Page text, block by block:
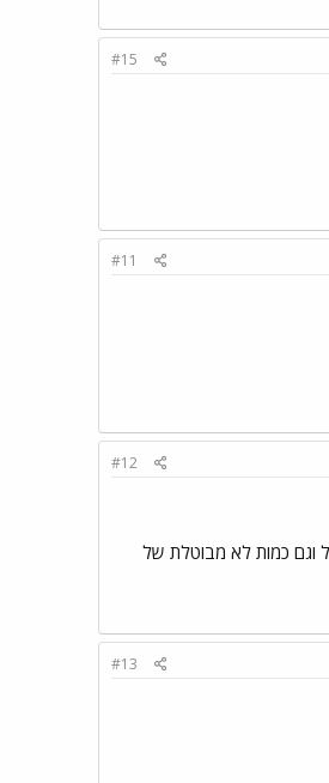
#15
#11
#12
וגם כמות לא מבוטלת של
#13